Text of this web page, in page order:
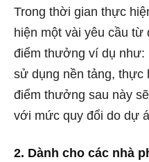
Trong thời gian thực
hiện một vài yêu cầu
điểm thưởng ví dụ như:
sử dụng nền tảng,
điểm thưởng sau này
với mức quy đổi do dự
2. Dành cho các nhà